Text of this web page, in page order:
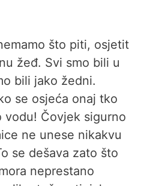
što piti, osjetit
žeđ. Svi smo bili u
bili jako žedni.
se osjeća onaj tko
vodu! Čovjek sigurno
ne unese nikakvu
se dešava zato što
neprestano